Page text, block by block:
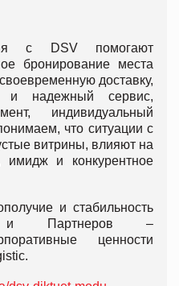
с DSV помогают
бронирование места
доставку,
и надежный сервис,
индивидуальный
что ситуации с
витрины, влияют на
имидж и конкурентное
и стабильность
и Партнеров –
ценности